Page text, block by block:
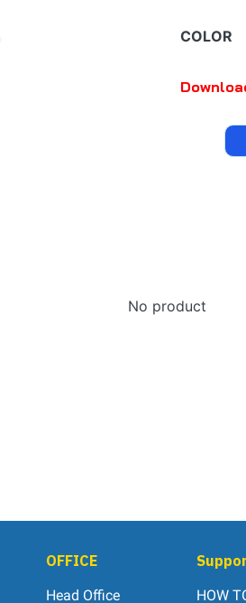
COLOR
No product
OFFICE
Head Office HOW